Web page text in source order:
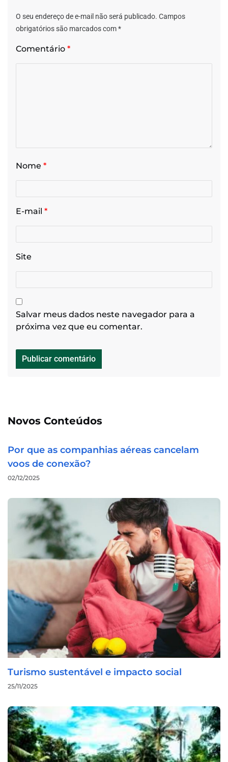
O seu endereço de e-mail não será publicado. Campos
obrigatórios são marcados com*
Comentário *
Nome *
E-mail *
Site
Salvar meus dados neste navegador para a
próxima vez que eu comentar.
Novos Conteúdos
Por que as companhias aéreas cancelam
voos de conexão?
02/12/2025
Turismo sustentável e impacto social
25/11/2025